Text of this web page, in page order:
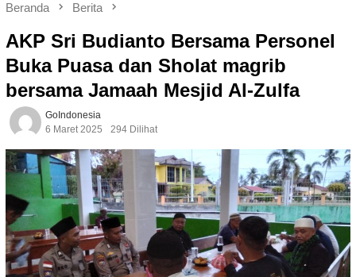
Beranda Berita
AKP Sri Budianto Bersama Personel
Buka Puasa dan Sholat magrib
bersama Jamaah Mesjid Al-Zulfa
GoIndonesia
6 Maret 2025
294 Dilihat